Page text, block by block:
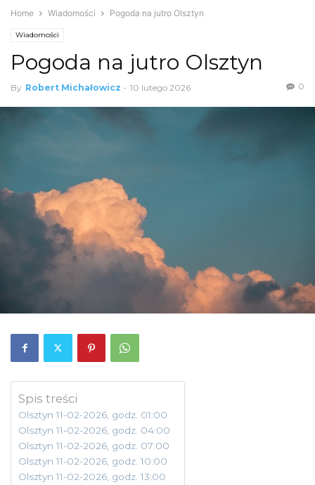
Home Wiadomości Pogoda na jutro Olsztyn
Wiadomości
Pogoda na jutro Olsztyn
By Robert Michałowicz - 10 lutego 2026 0
Spis treści
Olsztyn 11-02-2026, godz. 01:00
Olsztyn 11-02-2026, godz. 04:00
Olsztyn 11-02-2026, godz. 07:00
Olsztyn 11-02-2026, godz. 10:00
Olsztyn 11-02-2026, godz. 13:00